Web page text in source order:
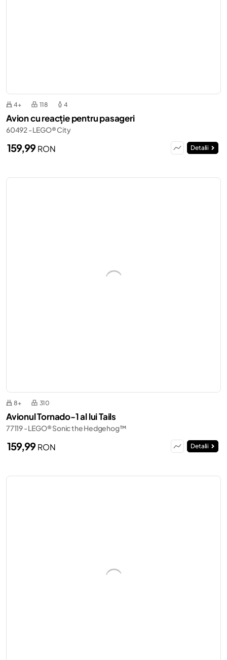
4+ 118 4
Avion cu reacție pentru pasageri
60492 - LEGO® City
159,99RON Detalii
8+ 310
Avionul Tornado-1 al lui Tails
77119 - LEGO® Sonic the Hedgehog™
159,99RON Detalii